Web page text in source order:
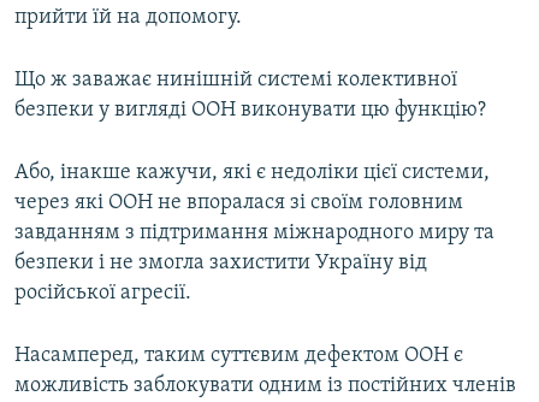
прийти їй на допомогу.
Що ж заважає нинішній системі колективної
безпеки у вигляді ООН виконувати цю функцію?
Або, інакше кажучи, які є недоліки цієї системи,
через які ООН не впоралася зі своїм головним
завданням з підтримання міжнародного миру та
безпеки і не змогла захистити Україну від
російської агресії.
Насамперед, таким суттєвим дефектом ООН є
можливість заблокувати одним із постійних членів